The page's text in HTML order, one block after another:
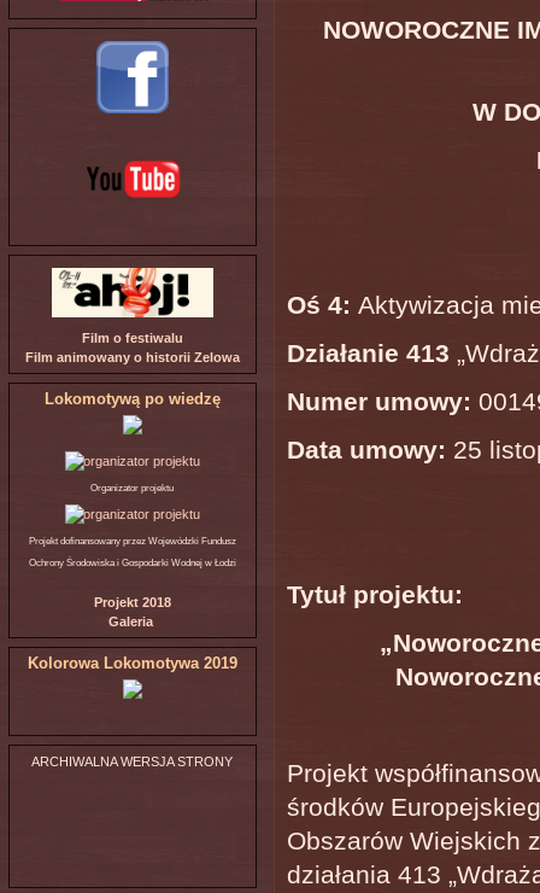
Film o festiwalu
Film animowany o historii Zelowa
Lokomotywą po wiedzę
Organizator projektu
Projekt dofinansowany przez Wojewódzki Fundusz
Ochrony Środowiska i Gospodarki Wodnej w Łodzi
Projekt 2018
Galeria
Kolorowa Lokomotywa 2019
ARCHIWALNA WERSJA STRONY
NOWOROCZNE
W
Oś 4: Aktywizacja
Działanie 413
Numer umowy:
Data umowy: 25
Tytuł projektu:
Projekt
środków
Obszarów Wiejskich
działania 413